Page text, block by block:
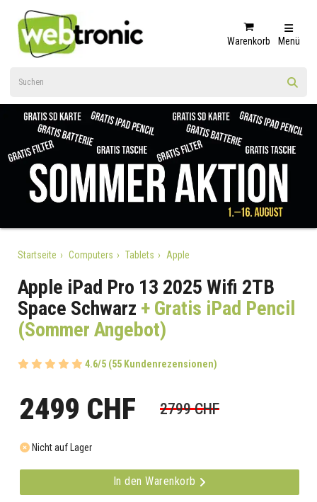
Warenkorb Menü
Startseite Computers Tablets Apple
Apple iPad Pro 13 2025 Wifi 2TB
Space Schwarz + Gratis iPad Pencil
(Sommer Angebot)
4.6/5 (55 Kundenrezensionen)
2499 CHF 2799 CHF
Nicht auf Lager
In den Warenkorb